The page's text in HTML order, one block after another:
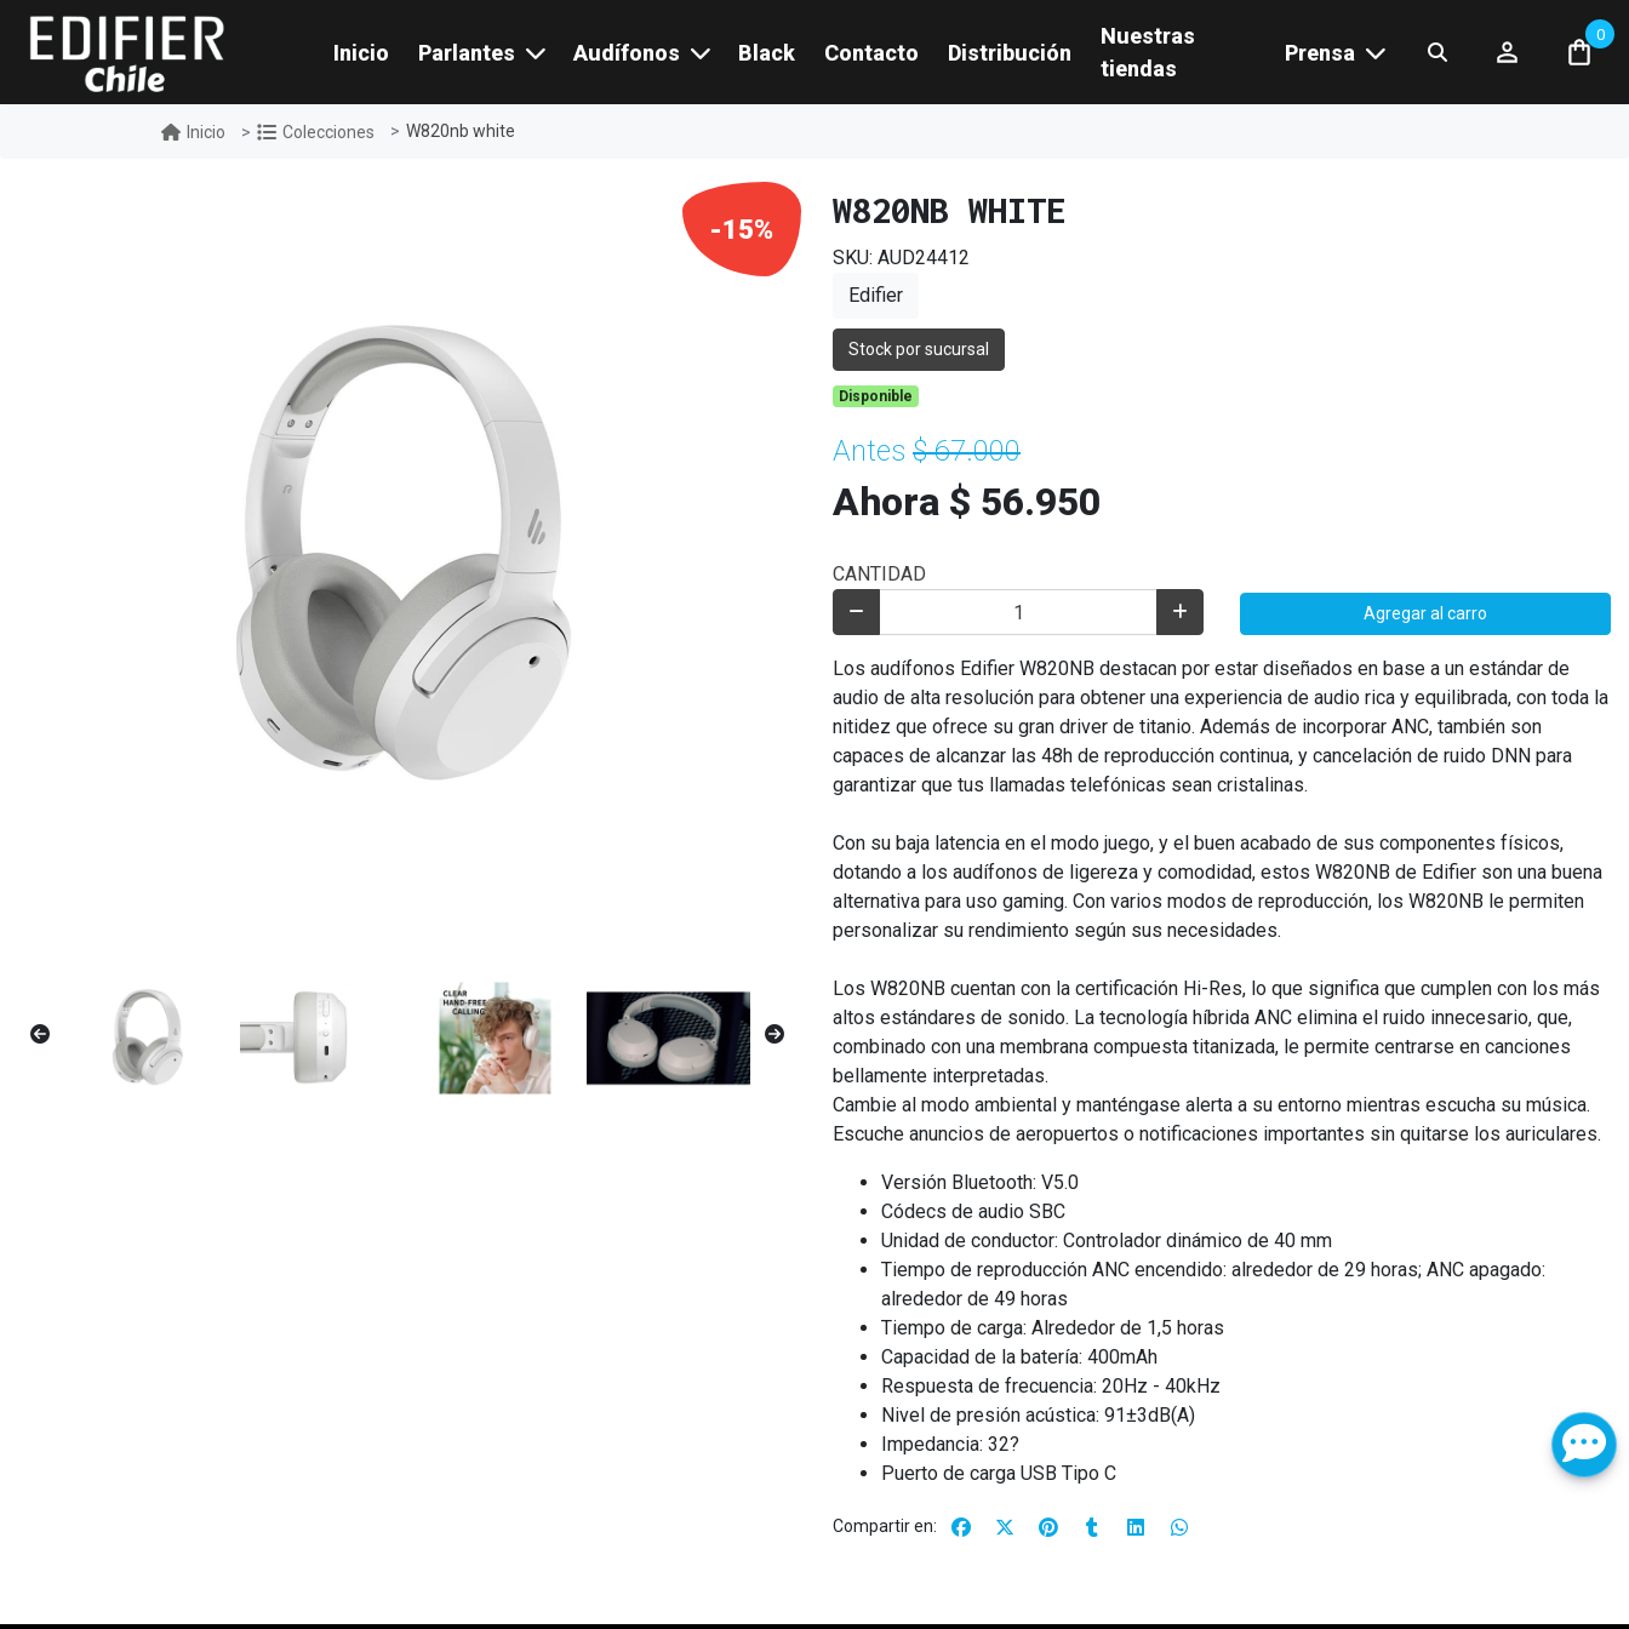
Inicio Parlantes Audífonos Black Contacto Distribución
Nuestras
tiendas
Prensa
0
Inicio Colecciones W820nb white
-15% W820NB WHITE
SKU: AUD24412
Edifier
Stock por sucursal
Disponible
Antes $ 67.000
Ahora $ 56.950
CANTIDAD
Agregar al carro
Los audífonos Edifier W820NB destacan por estar diseñados en base a un estándar de
audio de alta resolución para obtener una experiencia de audio rica y equilibrada, con toda la
nitidez que ofrece su gran driver de titanio. Además de incorporar ANC, también son
capaces de alcanzar las 48h de reproducción continua, y cancelación de ruido DNN para
garantizar que tus llamadas telefónicas sean cristalinas.
Con su baja latencia en el modo juego, y el buen acabado de sus componentes físicos,
dotando a los audífonos de ligereza y comodidad, estos W820NB de Edifier son una buena
alternativa para uso gaming. Con varios modos de reproducción, los W820NB le permiten
personalizar su rendimiento según sus necesidades.
Los W820NB cuentan con la certificación Hi-Res, lo que significa que cumplen con los más
altos estándares de sonido. La tecnología híbrida ANC elimina el ruido innecesario, que,
combinado con una membrana compuesta titanizada, le permite centrarse en canciones
bellamente interpretadas.
Cambie al modo ambiental y manténgase alerta a su entorno mientras escucha su música.
Escuche anuncios de aeropuertos o notificaciones importantes sin quitarse los auriculares.
Versión Bluetooth: V5.0
Códecs de audio SBC
Unidad de conductor: Controlador dinámico de 40 mm
Tiempo de reproducción ANC encendido: alrededor de 29 horas; ANC apagado:
alrededor de 49 horas
Tiempo de carga: Alrededor de 1,5 horas
Capacidad de la batería: 400mAh
Respuesta de frecuencia: 20Hz - 40kHz
Nivel de presión acústica: 91±3dB(A)
Impedancia: 32?
Puerto de carga USB Tipo C
Compartir en: